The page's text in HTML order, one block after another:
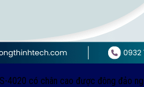
4020 có chân cao được đông đảo